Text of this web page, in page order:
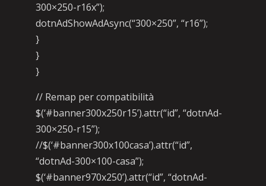
300×250-r16x”);
dotnAdShowAdAsync(“300×250”, “r16”);
}
}
}
// Remap per compatibilità
$(‘#banner300x250r15’).attr(“id”, “dotnAd-
300×250-r15”);
//$(‘#banner300x100casa’).attr(“id”,
“dotnAd-300×100-casa”);
$(‘#banner970x250’).attr(“id”, “dotnAd-